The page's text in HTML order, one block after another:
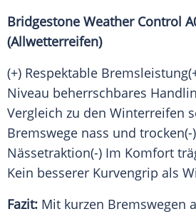
Bridgestone Weather Control
(Allwetterreifen)
(+) Respektable
Niveau beherrschbares
Vergleich zu den Winterreifen
Bremswege nass und trocken(-
Nässetraktion(-) Im Komfort
Kein besserer Kurvengrip als
Fazit: Mit kurzen Bremswegen